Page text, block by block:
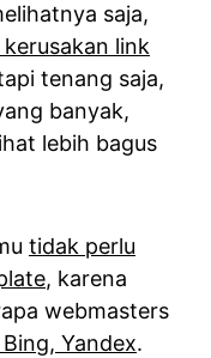
saja,
link
tenang saja,
banyak,
lebih bagus
tidak perlu
, karena
webmasters
Yandex.